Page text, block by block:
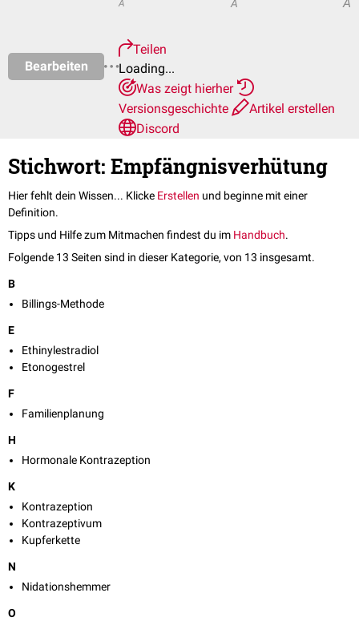
Bearbeiten
A A
Teilen
Loading...
Was zeigt hierher
Versionsgeschichte
Artikel erstellen
Discord
Stichwort: Empfängnisverhütung
Hier fehlt dein Wissen... Klicke Erstellen und beginne mit einer
Definition.
Tipps und Hilfe zum Mitmachen findest du im Handbuch.
Folgende 13 Seiten sind in dieser Kategorie, von 13 insgesamt.
B
Billings-Methode
E
Ethinylestradiol
Etonogestrel
F
Familienplanung
H
Hormonale Kontrazeption
K
Kontrazeption
Kontrazeptivum
Kupferkette
N
Nidationshemmer
O